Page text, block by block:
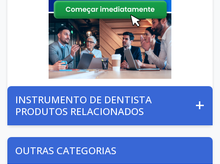
INSTRUMENTO DE DENTISTA
PRODUTOS RELACIONADOS
OUTRAS CATEGORIAS